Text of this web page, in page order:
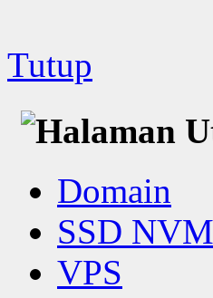
Tutup
Domain
SSD
VPS